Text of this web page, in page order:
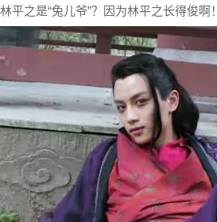
平之是“兔儿爷”？因为林平之长得俊啊！